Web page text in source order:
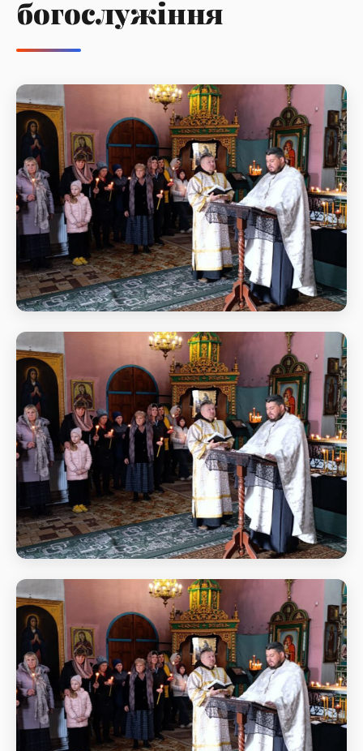
богослужіння
Святкове богослужіння
Початок Божественної
Святкове богослужіння
Початок Божественної